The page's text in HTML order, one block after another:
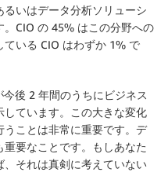
いはデータ分析ソリューシ
。CIO の 45% はこの分野への
いる CIO はわずか 1% で
後 2 年間のうちにビジネス
ています。この大きな変化
ことは非常に重要です。デ
要なことです。もしあなた
それは真剣に考えていない